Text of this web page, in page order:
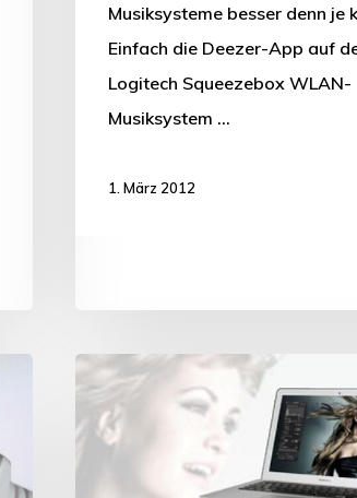
Musiksysteme besser denn je
Einfach die Deezer-App auf
Logitech Squeezebox WLAN-
Musiksystem …
1. März 2012